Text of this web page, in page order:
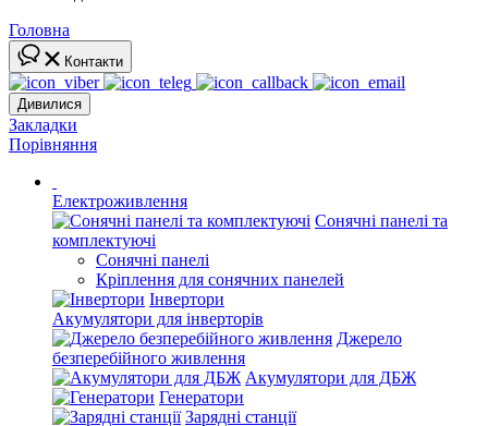
Головна
Контакти
Дивилися
Закладки
Порівняння
Електроживлення
Сонячні панелі та
комплектуючі
Сонячні панелі
Кріплення для сонячних панелей
Інвертори
Акумулятори для інверторів
Джерело
безперебійного живлення
Акумулятори для ДБЖ
Генератори
Зарядні станції